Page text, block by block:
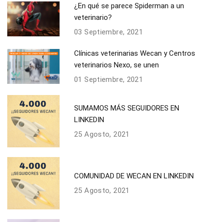
¿En qué se parece Spiderman a un
veterinario?
03 Septiembre, 2021
Clínicas veterinarias Wecan y Centros
veterinarios Nexo, se unen
01 Septiembre, 2021
SUMAMOS MÁS SEGUIDORES EN
LINKEDIN
25 Agosto, 2021
COMUNIDAD DE WECAN EN LINKEDIN
25 Agosto, 2021